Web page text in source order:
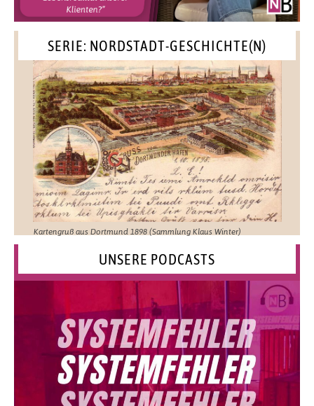
SERIE: NORDSTADT-GESCHICHTE(N)
Kartengruß aus Dortmund 1898 (Sammlung Klaus Winter)
UNSERE PODCASTS